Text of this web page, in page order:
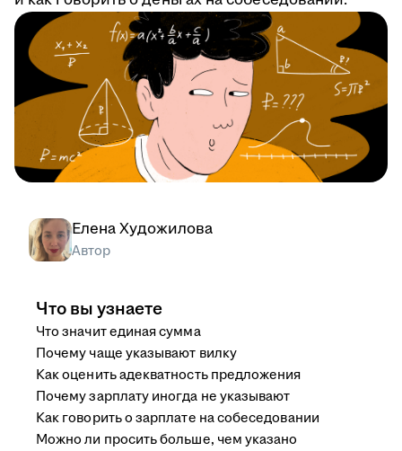
Елена Художилова
Автор
Что вы узнаете
Что значит единая сумма
Почему чаще указывают вилку
Как оценить адекватность предложения
Почему зарплату иногда не указывают
Как говорить о зарплате на собеседовании
Можно ли просить больше, чем указано